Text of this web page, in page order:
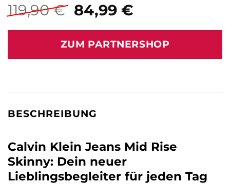
119,90€ Ursprünglicher
Preis
war:
119,90 €
84,99 €Aktueller
ist:
84,99 €.
ZUM PARTNERSHOP
BESCHREIBUNG
Calvin Klein Jeans Mid Rise
Skinny: Dein neuer
Lieblingsbegleiter für jeden Tag